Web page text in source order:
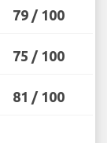
79 / 100
75 / 100
81 / 100